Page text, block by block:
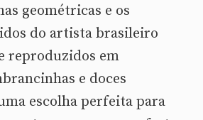
geométricas e os
do artista brasileiro
reproduzidos em
e doces
escolha perfeita para